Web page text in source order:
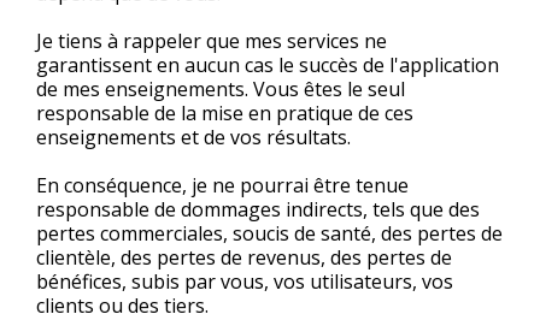
Je tiens à rappeler que mes services ne
garantissent en aucun cas le succès de l'application
de mes enseignements. Vous êtes le seul
responsable de la mise en pratique de ces
enseignements et de vos résultats.
En conséquence, je ne pourrai être tenue
responsable de dommages indirects, tels que des
pertes commerciales, soucis de santé, des pertes de
clientèle, des pertes de revenus, des pertes de
bénéfices, subis par vous, vos utilisateurs, vos
clients ou des tiers.